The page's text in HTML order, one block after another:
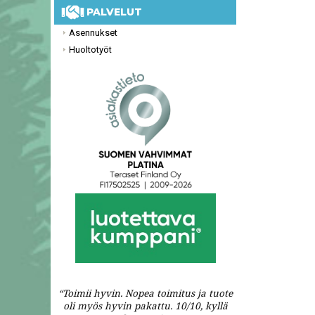
PALVELUT
Asennukset
Huoltotyöt
“Toimii hyvin. Nopea toimitus ja tuote
oli myös hyvin pakattu. 10/10, kyllä